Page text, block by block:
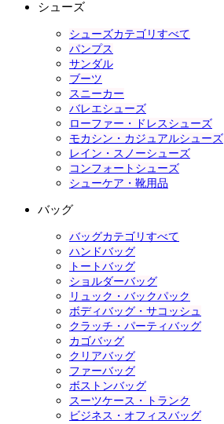
シューズ
シューズカテゴリすべて
パンプス
サンダル
ブーツ
スニーカー
バレエシューズ
ローファー・ドレスシューズ
モカシン・カジュアルシューズ
レイン・スノーシューズ
コンフォートシューズ
シューケア・靴用品
バッグ
バッグカテゴリすべて
ハンドバッグ
トートバッグ
ショルダーバッグ
リュック・バックパック
ボディバッグ・サコッシュ
クラッチ・パーティバッグ
カゴバッグ
クリアバッグ
ファーバッグ
ボストンバッグ
スーツケース・トランク
ビジネス・オフィスバッグ